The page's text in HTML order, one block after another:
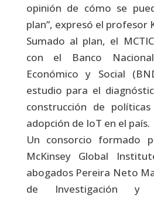
opinión de cómo se
plan”, expresó el profesor
Sumado al plan, el
con el Banco
Económico y Social
estudio para el
construcción de
adopción de IoT en el país.
Un consorcio formado
McKinsey Global
abogados Pereira Neto
de Investigación y